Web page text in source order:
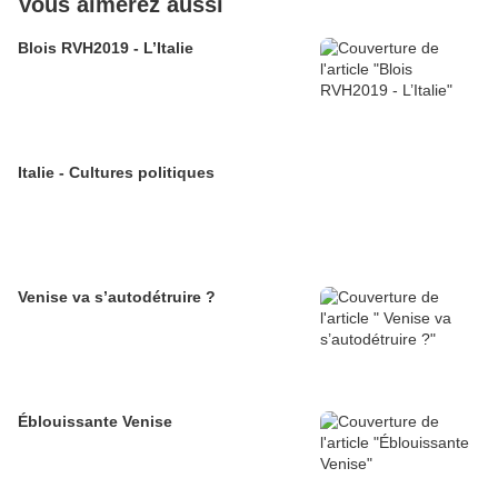
Blois RVH2019 - L’Italie
Italie - Cultures politiques
Venise va s’autodétruire ?
Éblouissante Venise